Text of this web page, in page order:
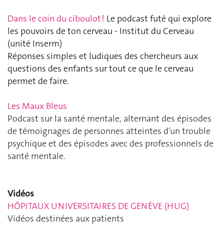
Dans le coin du ciboulot ! Le podcast futé qui explore
les pouvoirs de ton cerveau - Institut du Cerveau
(unité Inserm)
Réponses simples et ludiques des chercheurs aux
questions des enfants sur tout ce que le cerveau
permet de faire.
Les Maux Bleus
Podcast sur la santé mentale, alternant des épisodes
de témoignages de personnes atteintes d'un trouble
psychique et des épisodes avec des professionnels de
santé mentale.
Vidéos
HÔPITAUX UNIVERSITAIRES DE GENÈVE (HUG)
Vidéos destinées aux patients